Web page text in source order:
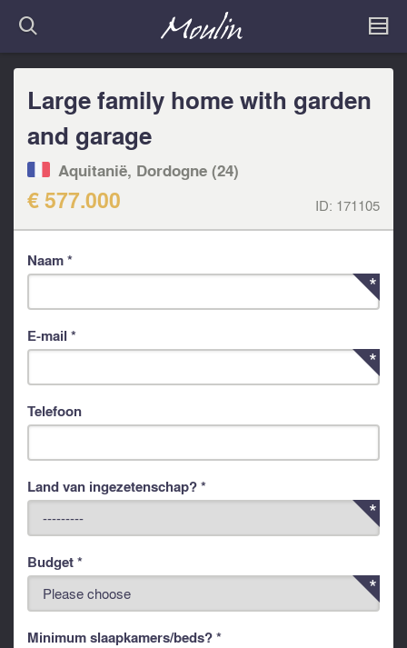
Large family home with garden
and garage
Aquitanië, Dordogne (24)
€ 577.000 ID: 171105
Naam *
E-mail *
Telefoon
Land van ingezetenschap? *
Budget *
Minimum slaapkamers/beds? *